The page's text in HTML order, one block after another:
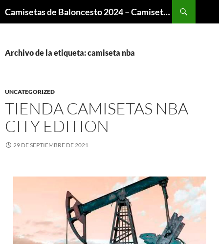
Camisetas de Baloncesto 2024 – Camisetas NBA
Archivo de la etiqueta: camiseta nba
UNCATEGORIZED
TIENDA CAMISETAS NBA
CITY EDITION
29 DE SEPTIEMBRE DE 2021